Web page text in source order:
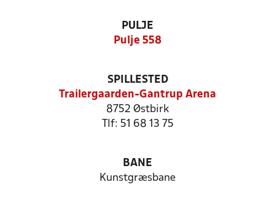
PULJE
Pulje 558
SPILLESTED
Trailergaarden-Gantrup Arena
8752 Østbirk
Tlf: 51 68 13 75
BANE
Kunstgræsbane